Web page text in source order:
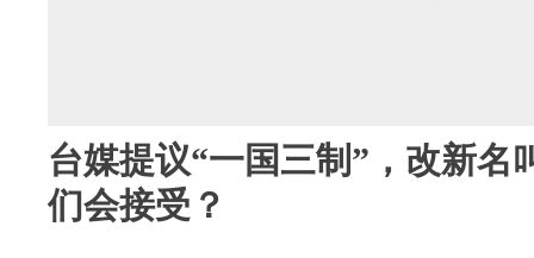
台媒提议“一国三制”，改新名
们会接受？